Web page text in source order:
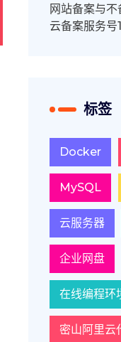
网站备案与
云备案服务号
标签
Docker
MySQL
云服务器
企业网盘
在线编程环
密山阿里云